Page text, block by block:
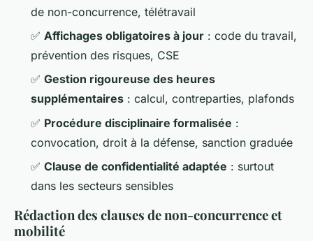
de non-concurrence, télétravail
✅ Affichages obligatoires à jour : code du travail,
prévention des risques, CSE
✅ Gestion rigoureuse des heures
supplémentaires : calcul, contreparties, plafonds
✅ Procédure disciplinaire formalisée :
convocation, droit à la défense, sanction graduée
✅ Clause de confidentialité adaptée : surtout
dans les secteurs sensibles
Rédaction des clauses de non-concurrence et
mobilité